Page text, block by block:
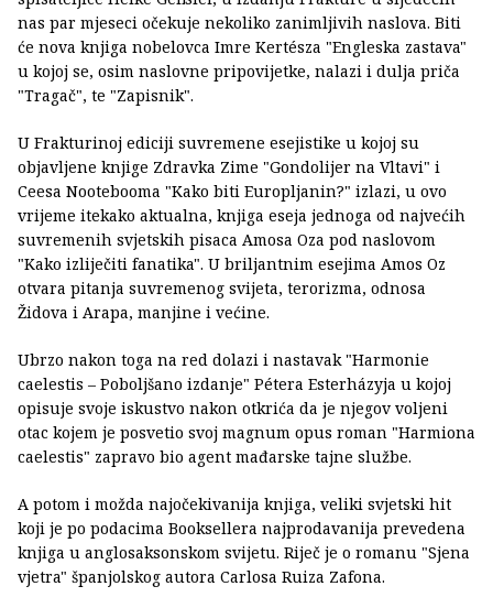
nas par mjeseci očekuje nekoliko zanimljivih naslova. Biti
će nova knjiga nobelovca Imre Kertésza "Engleska zastava"
u kojoj se, osim naslovne pripovijetke, nalazi i dulja priča
"Tragač", te "Zapisnik".
U Frakturinoj ediciji suvremene esejistike u kojoj su
objavljene knjige Zdravka Zime "Gondolijer na Vltavi" i
Ceesa Nootebooma "Kako biti Europljanin?" izlazi, u ovo
vrijeme itekako aktualna, knjiga eseja jednoga od najvećih
suvremenih svjetskih pisaca Amosa Oza pod naslovom
"Kako izliječiti fanatika". U briljantnim esejima Amos Oz
otvara pitanja suvremenog svijeta, terorizma, odnosa
Židova i Arapa, manjine i većine.
Ubrzo nakon toga na red dolazi i nastavak "Harmonie
caelestis – Poboljšano izdanje" Pétera Esterházyja u kojoj
opisuje svoje iskustvo nakon otkrića da je njegov voljeni
otac kojem je posvetio svoj magnum opus roman "Harmiona
caelestis" zapravo bio agent mađarske tajne službe.
A potom i možda najočekivanija knjiga, veliki svjetski hit
koji je po podacima Booksellera najprodavanija prevedena
knjiga u anglosaksonskom svijetu. Riječ je o romanu "Sjena
vjetra" španjolskog autora Carlosa Ruiza Zafona.